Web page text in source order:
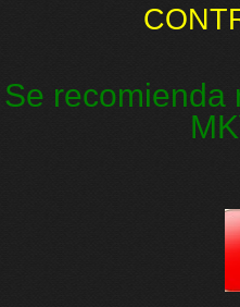
Se recomienda